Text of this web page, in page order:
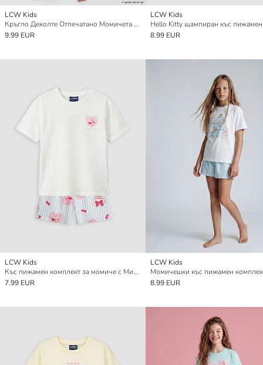
LCW Kids
Кръгло Деколте Отпечатано Момичета Комплект Пижами
9.99 EUR
LCW Kids
8.99 EUR
LCW Kids
Къс пижамен комплект за момиче с Мини Маус принт
7.99 EUR
LCW Kids
8.99 EUR